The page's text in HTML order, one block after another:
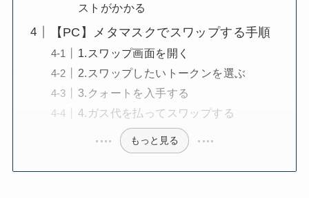
ストがかかる
【PC】メタマスクでスワップする手順
1.スワップ画面を開く
2.スワップしたいトークンを選ぶ
3.クォートを入手する
4.ガス代を払ってスワップする
もっと見る